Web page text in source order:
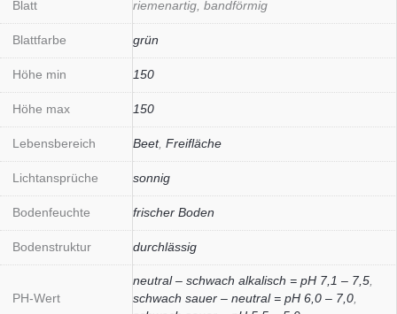
Blatt riemenartig, bandförmig
Blattfarbe grün
Höhe min 150
Höhe max 150
Lebensbereich Beet, Freifläche
Lichtansprüche sonnig
Bodenfeuchte frischer Boden
Bodenstruktur durchlässig
PH-Wert
neutral – schwach alkalisch = pH 7,1 – 7,5
schwach sauer – neutral = pH 6,0 – 7,0